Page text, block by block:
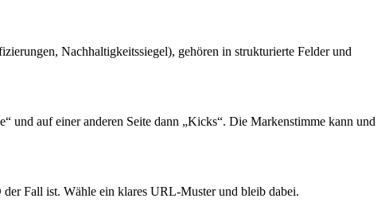
Nachhaltigkeitssiegel), gehören in strukturierte Felder und
und auf einer anderen Seite dann „Kicks“. Die Markenstimme kann und
Fall ist. Wähle ein klares URL-Muster und bleib dabei.